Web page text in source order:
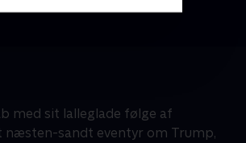
med sit lalleglade følge af
næsten-sandt eventyr om Trump,